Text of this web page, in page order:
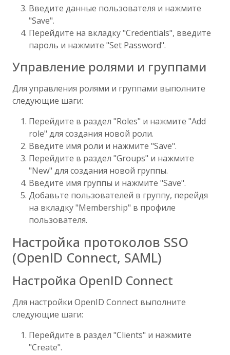
Введите данные пользователя и нажмите
"Save".
Перейдите на вкладку "Credentials", введите
пароль и нажмите "Set Password".
Управление ролями и группами
Для управления ролями и группами выполните
следующие шаги:
Перейдите в раздел "Roles" и нажмите "Add
role" для создания новой роли.
Введите имя роли и нажмите "Save".
Перейдите в раздел "Groups" и нажмите
"New" для создания новой группы.
Введите имя группы и нажмите "Save".
Добавьте пользователей в группу, перейдя
на вкладку "Membership" в профиле
пользователя.
Настройка протоколов SSO
(OpenID Connect, SAML)
Настройка OpenID Connect
Для настройки OpenID Connect выполните
следующие шаги:
Перейдите в раздел "Clients" и нажмите
"Create".